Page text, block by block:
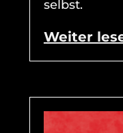
selbst.
Weiter